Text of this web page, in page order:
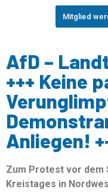
Mitglied
AfD –
+++ Keine
Anliegen!
Zum Protest vor dem
Kreistages in